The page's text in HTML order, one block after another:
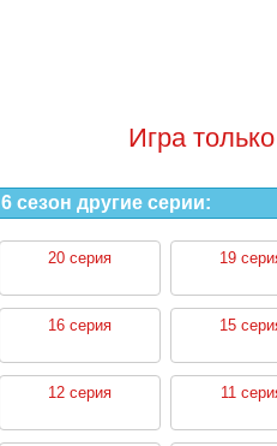
Игра
6 сезон другие серии:
20 серия 19
16 серия 15
12 серия 11